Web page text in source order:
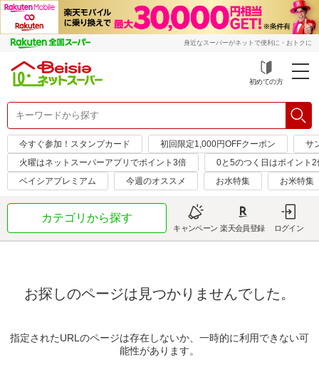
身近なスーパーがネットで便利に・おトクに
初めての方
今すぐ参加！スタンプカード 初回限定1,000円OFFクーポン
サ
火曜はネットスーパーアプリでポイント3倍
0と5のつく日はポイント2
ベイシアプレミアム
今週のオススメ お水特集 お米特集
カテゴリから探す
キャンペーン 楽天会員登録 ログイン
お探しのページは見つかりませんでした。
指定されたURLのページは存在しないか、一時的に利用できない可
能性があります。